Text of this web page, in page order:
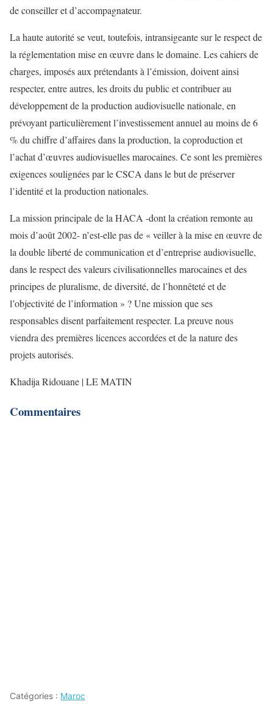
de conseiller et d’accompagnateur.
La haute autorité se veut, toutefois, intransigeante sur le respect de
la réglementation mise en œuvre dans le domaine. Les cahiers de
charges, imposés aux prétendants à l’émission, doivent ainsi
respecter, entre autres, les droits du public et contribuer au
développement de la production audiovisuelle nationale, en
prévoyant particulièrement l’investissement annuel au moins de 6
% du chiffre d’affaires dans la production, la coproduction et
l’achat d’œuvres audiovisuelles marocaines. Ce sont les premières
exigences soulignées par le CSCA dans le but de préserver
l’identité et la production nationales.
La mission principale de la HACA -dont la création remonte au
mois d’août 2002- n’est-elle pas de « veiller à la mise en œuvre de
la double liberté de communication et d’entreprise audiovisuelle,
dans le respect des valeurs civilisationnelles marocaines et des
principes de pluralisme, de diversité, de l’honnêteté et de
l’objectivité de l’information » ? Une mission que ses
responsables disent parfaitement respecter. La preuve nous
viendra des premières licences accordées et de la nature des
projets autorisés.
Khadija Ridouane | LE MATIN
Commentaires
Catégories : Maroc